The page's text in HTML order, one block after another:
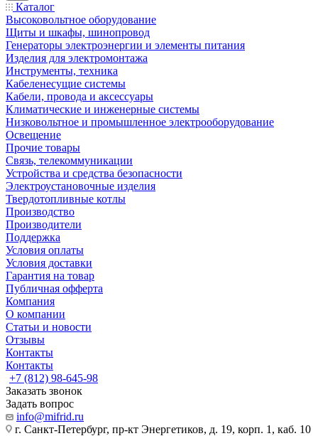
Каталог
Высоковольтное оборудование
Щиты и шкафы, шинопровод
Генераторы электроэнергии и элементы питания
Изделия для электромонтажа
Инструменты, техника
Кабеленесущие системы
Кабели, провода и аксессуары
Климатические и инженерные системы
Низковольтное и промышленное электрооборудование
Освещение
Прочие товары
Связь, телекоммуникации
Устройства и средства безопасности
Электроустановочные изделия
Твердотопливные котлы
Производство
Производители
Поддержка
Условия оплаты
Условия доставки
Гарантия на товар
Публичная офферта
Компания
О компании
Статьи и новости
Отзывы
Контакты
Контакты
+7 (812) 98-645-98
Заказать звонок
Задать вопрос
info@mifrid.ru
г. Санкт-Петербург, пр-кт Энергетиков, д. 19, корп. 1, каб. 10